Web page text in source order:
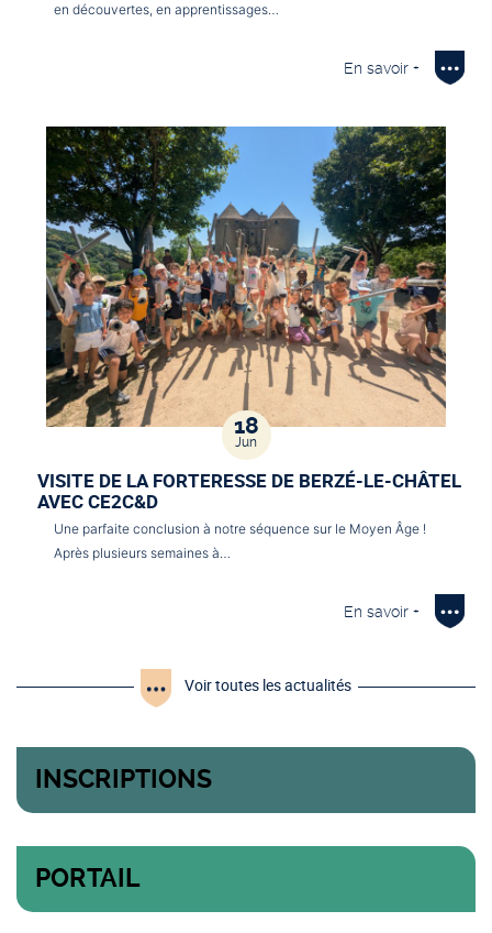
en découvertes, en apprentissages…
En savoir +
18
Jun
VISITE DE LA FORTERESSE DE BERZÉ-LE-CHÂTEL
AVEC CE2C&D
Une parfaite conclusion à notre séquence sur le Moyen Âge !
Après plusieurs semaines à…
En savoir +
Voir toutes les actualités
INSCRIPTIONS
PORTAIL